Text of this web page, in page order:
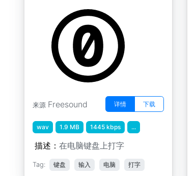
来源 Freesound 详情 下载
wav 1.9 MB 1445 kbps ...
描述： 在电脑键盘上打字
Tag: 键盘 输入 电脑 打字